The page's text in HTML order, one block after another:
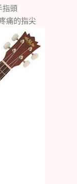
指頭
痛的指尖